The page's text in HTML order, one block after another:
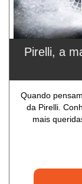
Pirelli, a
Quando
da Pirelli.
mais